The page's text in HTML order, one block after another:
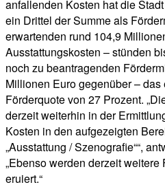
anfallenden Kosten hat die
ein Drittel der Summe als
erwartenden rund 104,9
Ausstattungskosten – stünden
noch zu beantragenden
Millionen Euro gegenüber –
Förderquote von 27 Prozent.
derzeit weiterhin in der
Kosten in den aufgezeigten
„Ausstattung / Szenografie““,
„Ebenso werden derzeit
eruiert.“